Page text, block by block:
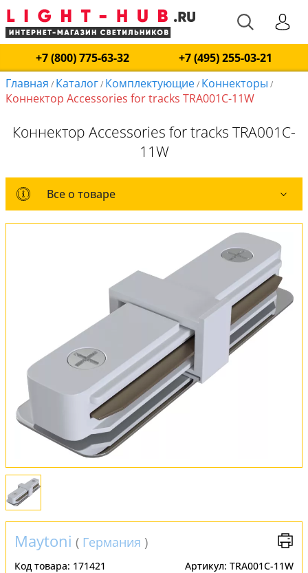
+7 (800) 775-63-32
+7 (495) 255-03-21
Главная / Каталог/ Комплектующие/ Коннекторы /
Коннектор Accessories for tracks TRA001C-11W
Коннектор Accessories for tracks TRA001C-
11W
Все о товаре
Все о товаре
Оплата и доставка
Обмен и возврат
Установка
Maytoni ( Германия )
Код товара: 171421 Артикул: TRA001C-11W